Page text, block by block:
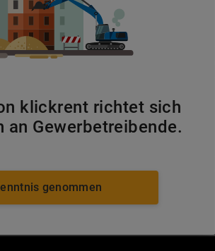
ist Maschinist und bedient eine Vielzahl
wir Ronny im Einsatz mit dem
für die klickrent mehrere
für den Bau eines Parkhauses
der Baustelle so effizient wie möglich
auch effizient betankt werden. Wie
funktioniert, erfahren Sie in folgendem
klickrent richtet sich
an Gewerbetreibende.
genommen